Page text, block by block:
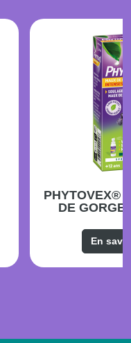
PHYTOVEX®
DE GORGE
En